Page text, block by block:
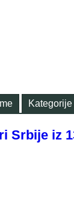
Kategorije
Srbije iz